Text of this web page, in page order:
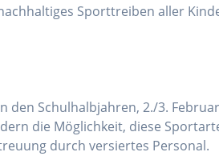
Sporttreiben aller
den Schulhalbjahren, 2./3.
die Möglichkeit, diese
durch versiertes Personal.